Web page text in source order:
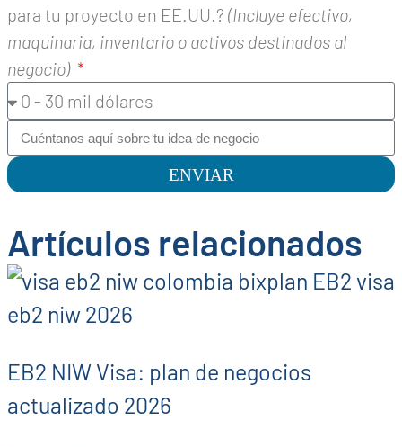
para tu proyecto en EE.UU.? (Incluye efectivo,
maquinaria, inventario o activos destinados al
negocio)
ENVIAR
Artículos relacionados
EB2 NIW Visa: plan de negocios
actualizado 2026